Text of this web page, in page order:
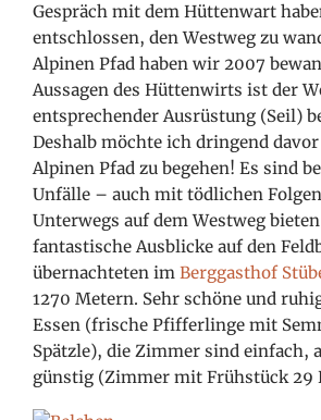
Gespräch mit dem Hüttenwart
entschlossen, den Westweg zu
Alpinen Pfad haben wir 2007
Aussagen des Hüttenwirts ist der
entsprechender Ausrüstung (Seil)
Deshalb möchte ich dringend
Alpinen Pfad zu begehen! Es sind
Unfälle – auch mit tödlichen
Unterwegs auf dem Westweg
fantastische Ausblicke auf den
übernachteten imBerggasthof
1270 Metern. Sehr schöne und
Essen (frische Pfifferlinge mit
Spätzle), die Zimmer sind einfach,
günstig (Zimmer mit Frühstück 29